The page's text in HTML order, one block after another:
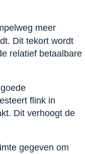
meer
Dit tekort wordt
relatief betaalbare
flink in
Dit verhoogt de
gegeven om